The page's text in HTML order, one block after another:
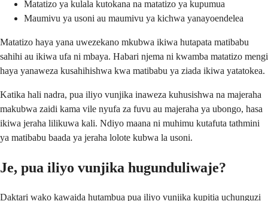
Matatizo ya kulala kutokana na matatizo ya kupumua
Maumivu ya usoni au maumivu ya kichwa yanayoendelea
Matatizo haya yana uwezekano mkubwa ikiwa hutapata matibabu
sahihi au ikiwa ufa ni mbaya. Habari njema ni kwamba matatizo mengi
haya yanaweza kusahihishwa kwa matibabu ya ziada ikiwa yatatokea.
Katika hali nadra, pua iliyo vunjika inaweza kuhusishwa na majeraha
makubwa zaidi kama vile nyufa za fuvu au majeraha ya ubongo, hasa
ikiwa jeraha lilikuwa kali. Ndiyo maana ni muhimu kutafuta tathmini
ya matibabu baada ya jeraha lolote kubwa la usoni.
Je, pua iliyo vunjika hugunduliwaje?
Daktari wako kawaida hutambua pua iliyo vunjika kupitia uchunguzi